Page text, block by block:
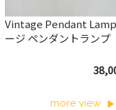
Vintage Pendant
ージ ペンダントランプ
more view